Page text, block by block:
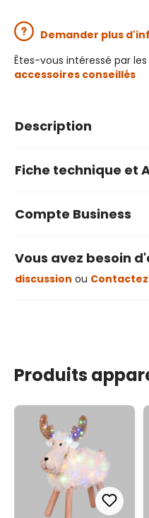
Demander plus
Êtes-vous intéressé par
accessoires conseillés
Description
Fiche technique et
Compte Business
Vous avez besoin
discussion ou
Produits